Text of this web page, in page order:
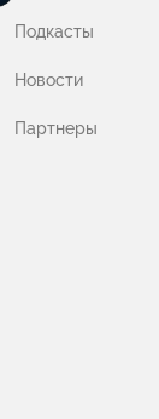
Подкасты
Новости
Партнеры